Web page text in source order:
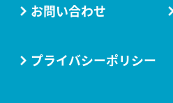
お問い合わせ
プライバシーポリシー